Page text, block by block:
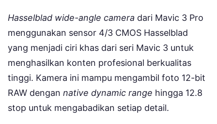
Hasselblad wide-angle camera dari Mavic 3 Pro
menggunakan sensor 4/3 CMOS Hasselblad
yang menjadi ciri khas dari seri Mavic 3 untuk
menghasilkan konten profesional berkualitas
tinggi. Kamera ini mampu mengambil foto 12-bit
RAW dengan native dynamic range hingga 12.8
stop untuk mengabadikan setiap detail.